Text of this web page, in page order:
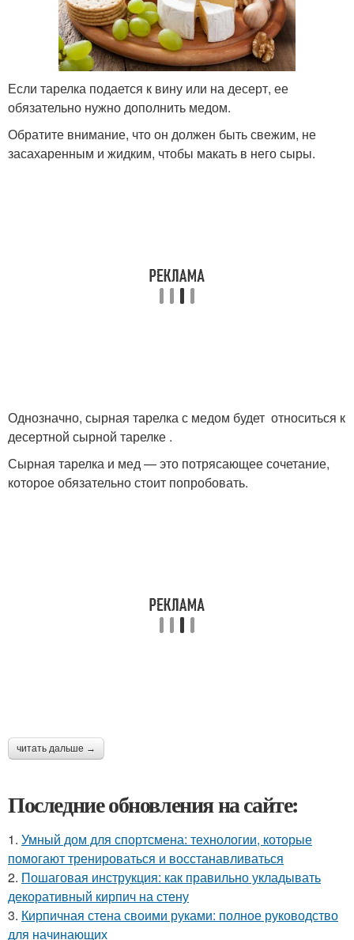
Если тарелка подается к вину или на десерт, ее
обязательно нужно дополнить медом.
Обратите внимание, что он должен быть свежим, не
засахаренным и жидким, чтобы макать в него сыры.
Однозначно, сырная тарелка с медом будет относиться к
десертной сырной тарелке .
Сырная тарелка и мед — это потрясающее сочетание,
которое обязательно стоит попробовать.
читать дальше →
Последние обновления на сайте:
1. Умный дом для спортсмена: технологии, которые
помогают тренироваться и восстанавливаться
2. Пошаговая инструкция: как правильно укладывать
декоративный кирпич на стену
3. Кирпичная стена своими руками: полное руководство
для начинающих